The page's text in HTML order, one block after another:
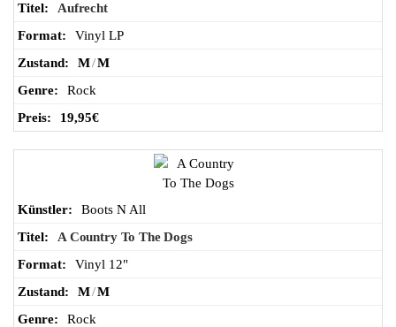
Aufrecht
Vinyl LP
M/M
Rock
19,95€
Boots N All
A Country To The Dogs
Vinyl 12"
M/M
Rock